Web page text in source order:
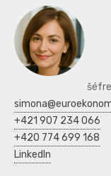
+421 907 234 066
+420 774 699 168
LinkedIn